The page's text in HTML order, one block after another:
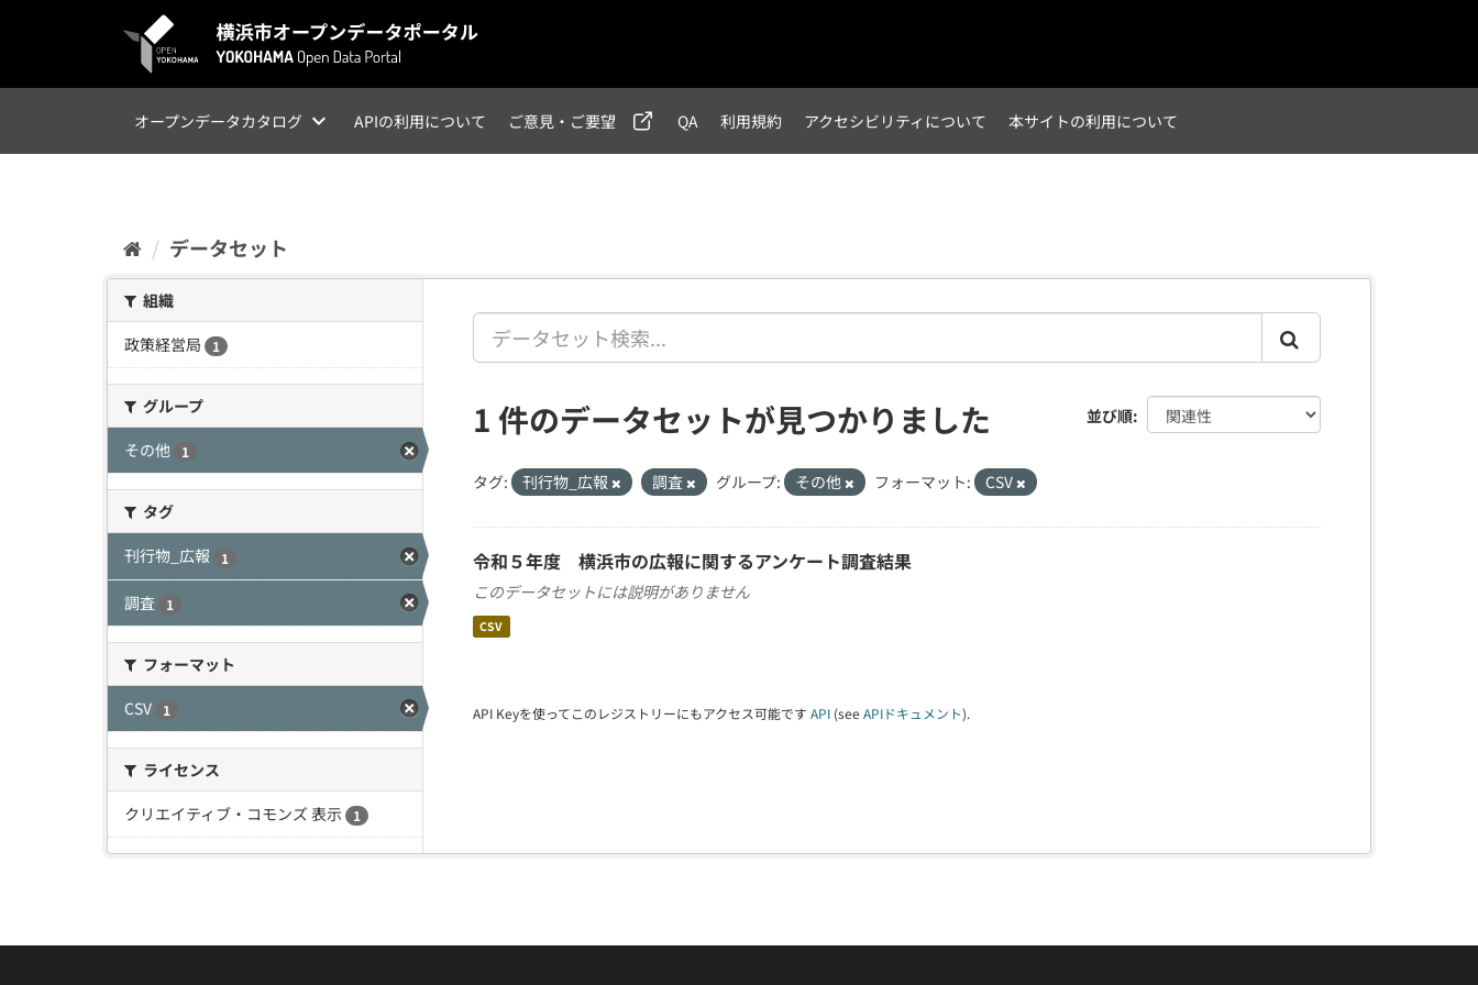
オープンデータカタログ APIの利用について ご意見・ご要望 QA 利用規約 アクセシビリティについて 本サイトの利用について
データセット
組織
政策経営局
1
グループ
その他
1
タグ
刊行物_広報
1
調査 1
フォーマット
CSV
1
ライセンス
クリエイティブ・コモンズ 表示
1
並び順
1 件のデータセットが見つかりました
タグ: 刊行物_広報 調査 グループ: その他 フォーマット: CSV
令和５年度 横浜市の広報に関するアンケート調査結果
このデータセットには説明がありません
CSV
API Keyを使ってこのレジストリーにもアクセス可能です API (see APIドキュメント).